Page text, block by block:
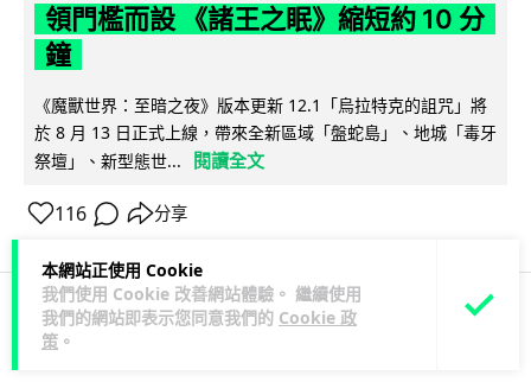
本網站正使用 Cookie
我們使用 Cookie 改善網站體驗。 繼續使用
我們的網站即表示您同意我們的 Cookie 政
策 。
領門檻而設 《諸王之眠》縮短約 10 分
鐘
《魔獸世界：至暗之夜》版本更新 12.1「烏拉特克的詛咒」將
於 8 月 13 日正式上線，帶來全新區域「盤蛇島」、地城「毒牙
祭壇」、新型態世...
閱讀全文
116 分享
科技娛樂